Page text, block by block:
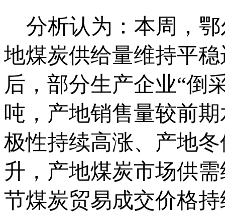
分析认为：本周，鄂
地煤炭供给量维持平
后，部分生产企业“倒
吨，产地销售量较前
极性持续高涨、产地
升，产地煤炭市场供
节煤炭贸易成交价格